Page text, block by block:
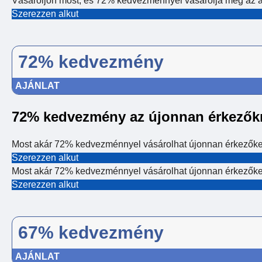
Szerezzen alkut
72% kedvezmény
AJÁNLAT
72% kedvezmény az újonnan
Most akár 72% kedvezménnyel vásárolhat újonnan
Szerezzen alkut
Most akár 72% kedvezménnyel vásárolhat újonnan
Szerezzen alkut
67% kedvezmény
AJÁNLAT